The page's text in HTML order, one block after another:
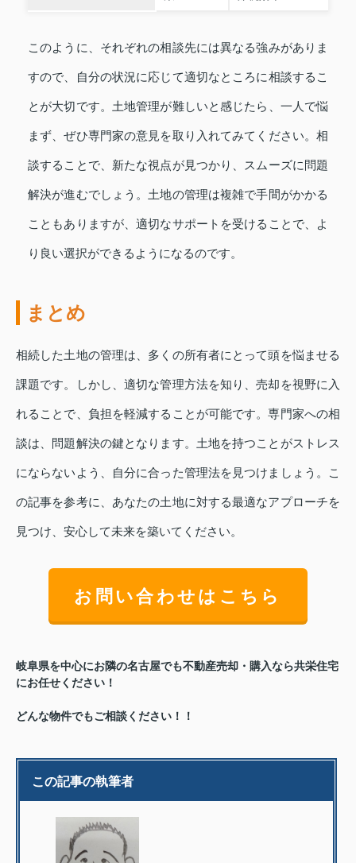
このように、それぞれの相談先には異なる強みがありま
すので、自分の状況に応じて適切なところに相談するこ
とが大切です。土地管理が難しいと感じたら、一人で悩
まず、ぜひ専門家の意見を取り入れてみてください。相
談することで、新たな視点が見つかり、スムーズに問題
解決が進むでしょう。土地の管理は複雑で手間がかかる
こともありますが、適切なサポートを受けることで、よ
り良い選択ができるようになるのです。
まとめ
相続した土地の管理は、多くの所有者にとって頭を悩ませる
課題です。しかし、適切な管理方法を知り、売却を視野に入
れることで、負担を軽減することが可能です。専門家への相
談は、問題解決の鍵となります。土地を持つことがストレス
にならないよう、自分に合った管理法を見つけましょう。こ
の記事を参考に、あなたの土地に対する最適なアプローチを
見つけ、安心して未来を築いてください。
お問い合わせはこちら
岐阜県を中心にお隣の名古屋でも不動産売却・購入なら共栄住宅
にお任せください！
どんな物件でもご相談ください！！
この記事の執筆者